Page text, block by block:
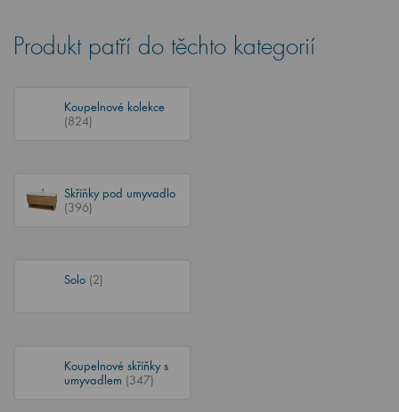
Produkt patří do těchto kategorií
Koupelnové kolekce
(824)
Skříňky pod umyvadlo
(396)
Solo (2)
Koupelnové skříňky s
umyvadlem (347)